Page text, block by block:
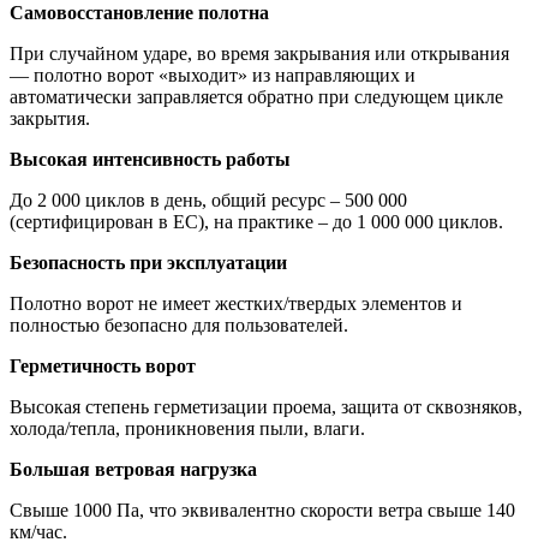
Самовосстановление полотна
При случайном ударе, во время закрывания или открывания
— полотно ворот «выходит» из направляющих и
автоматически заправляется обратно при следующем цикле
закрытия.
Высокая интенсивность работы
До 2 000 циклов в день, общий ресурс – 500 000
(сертифицирован в ЕС), на практике – до 1 000 000 циклов.
Безопасность при эксплуатации
Полотно ворот не имеет жестких/твердых элементов и
полностью безопасно для пользователей.
Герметичность ворот
Высокая степень герметизации проема, защита от сквозняков,
холода/тепла, проникновения пыли, влаги.
Большая ветровая нагрузка
Свыше 1000 Па, что эквивалентно скорости ветра свыше 140
км/час.